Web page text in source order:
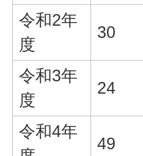
令和2年
度
30
令和3年
度
24
令和4年
49